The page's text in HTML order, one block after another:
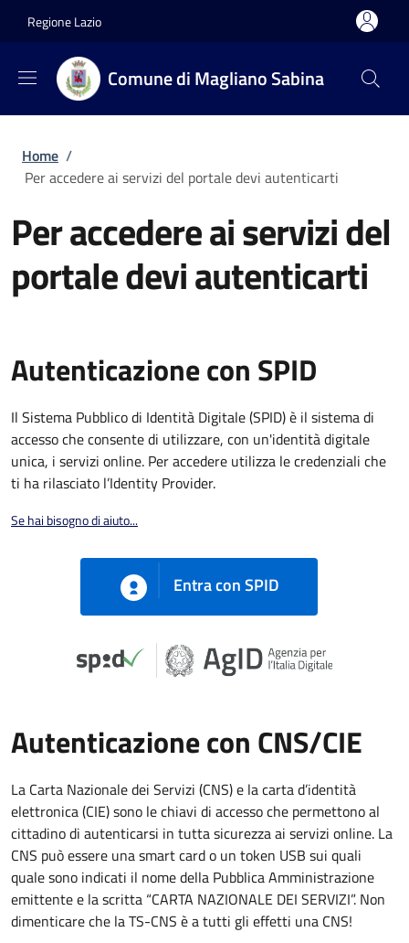
Regione Lazio
Comune di Magliano Sabina
Briciole di pane
Home /
Per accedere ai servizi del portale devi autenticarti
Per accedere ai servizi del
portale devi autenticarti
Autenticazione con SPID
Il Sistema Pubblico di Identità Digitale (SPID) è il sistema di
accesso che consente di utilizzare, con un'identità digitale
unica, i servizi online. Per accedere utilizza le credenziali che
ti ha rilasciato l’Identity Provider.
Se hai bisogno di aiuto...
Entra con SPID
Autenticazione con CNS/CIE
La Carta Nazionale dei Servizi (CNS) e la carta d’identità
elettronica (CIE) sono le chiavi di accesso che permettono al
cittadino di autenticarsi in tutta sicurezza ai servizi online. La
CNS può essere una smart card o un token USB sui quali
quale sono indicati il nome della Pubblica Amministrazione
emittente e la scritta “CARTA NAZIONALE DEI SERVIZI”. Non
dimenticare che la TS-CNS è a tutti gli effetti una CNS!